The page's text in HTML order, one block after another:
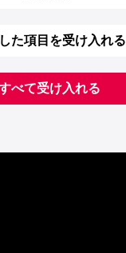
た項目を受け入れる
べて受け入れる